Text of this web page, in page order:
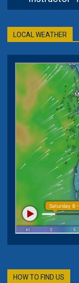
LOCAL WEATHER
HOW TO FIND US